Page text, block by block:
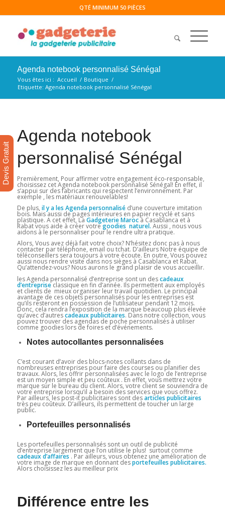
QTÉ MINIMUM 50 PIÈCES
Agenda notebook personnalisé Sénégal
Vous êtes ici : Accueil / Boutique /
Etiquette: Agenda notebook personnalisé Sénégal
Agenda notebook
personnalisé Sénégal
Premièrement, Pour affirmer votre engagement éco-responsable,
choisissez cet Agenda notebook personnalisé Sénégal! En effet, il
s’appui sur des fabricants qui respectent l’environnement. Par
exemple , les matériaux renouvelables!
De plus, il y a les Agenda personnaliséd’une couverture imitation
bois. Mais aussi de pages intérieures en papier recyclé et sans
plastique. A cet effet, La Gadgeterie Marocà Casablanca et à
Rabat vous aide à créer votregoodies naturel. Aussi , nous vous
aidons à le personnaliser pour le rendre ultra pratique.
Alors, Vous avez déjà fait votre choix? N’hésitez donc pas à nous
contacter par téléphone, email ou tchat. D’ailleurs Notre équipe de
téléconseillers sera toujours à votre écoute. En outre, Vous pouvez
aussi nous rendre visite dans nos sièges à Casablanca et Rabat.
Qu’attendez-vous? Nous aurons le grand plaisir de vous accueillir.
les Agenda personnalisé d’entreprise sont un descadeaux
d’entrepriseclassique en fin d’année. Ils permettent aux employés
et clients de mieux organiser leur travail quotidien. Le principal
avantage de ces objets personnalisés pour les entreprises est
qu’ils resteront en possession de l’utilisateur pendant 12 mois.
Donc, cela rendra l’exposition de la marque beaucoup plus élevée
qu’avec d’autrescadeaux publicitaires. Dans notre collection, vous
pouvez trouver des agendas de poche personnalisés à utiliser
comme goodies lors de foires et d’événements.
Notes autocollantes personnalisées
C’est courant d’avoir des blocs-notes collants dans de
nombreuses entreprises pour faire des courses ou planifier des
travaux. Alors, les offrir personnalisées avec le logo de l’entreprise
est un moyen simple et peu coûteux . En effet, vous mettrez votre
marque sur le bureau du client. Alors, votre client se souviendra de
votre entreprise lorsqu’il a besoin des services que vous offrez.
Par ailleurs, les post-it publicitaires sont desarticles publicitaires
très peu coûteux. D’ailleurs, ils permettent de toucher un large
public.
Portefeuilles personnalisés
Les portefeuilles personnalisés sont un outil de publicité
d’entreprise largement que l’on utilise le plus! surtout comme
cadeaux d’affaires . Par ailleurs, vous obtenez une amélioration de
votre image de marque en donnant desportefeuilles publicitaires.
Alors choisissez les au meilleur prix
Différence entre les
Devis Gratuit